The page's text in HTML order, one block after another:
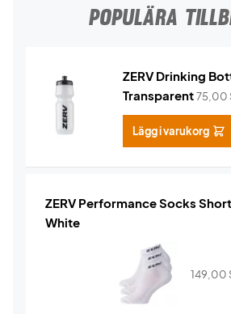
POPULÄRA
ZERV Drinking
Transparent75,00
Lägg i varukorg
ZERV Performance Socks
White
149,00